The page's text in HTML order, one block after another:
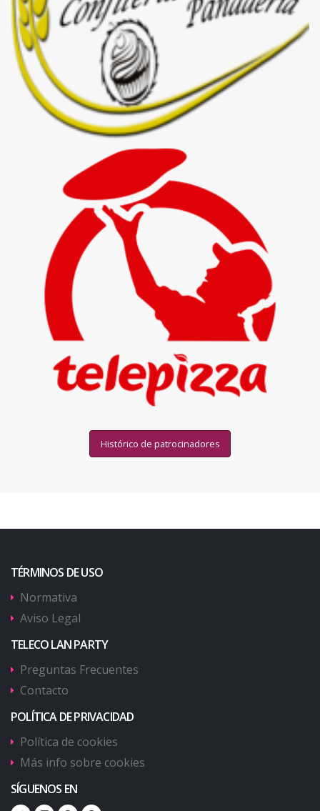
Histórico de patrocinadores
TÉRMINOS DE USO
Normativa
Aviso Legal
TELECO LAN PARTY
Preguntas Frecuentes
Contacto
POLÍTICA DE PRIVACIDAD
Política de cookies
Más info sobre cookies
SÍGUENOS EN